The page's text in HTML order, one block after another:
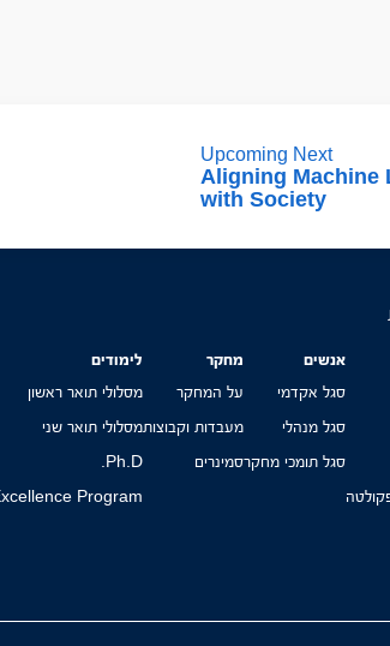
Upcoming Next
Aligning Machine
with Society
אנשים
סגל אקדמי
סגל מנהלי
סגל תומכי מחקר
מחקר
על המחקר
מעבדות וקבוצות
סמינרים
לימודים
מסלולי תואר ראשון
מסלולי תואר שני
Ph.D.
Program